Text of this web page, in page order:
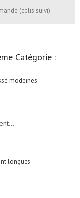
(colis suivi)
Catégorie :